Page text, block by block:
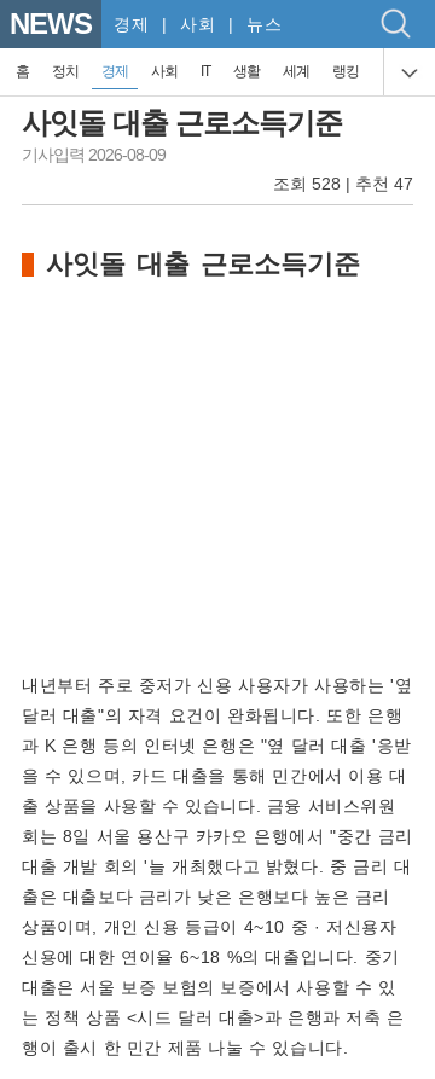
NEWS 경제 | 사회 | 뉴스
홈 정치 경제 사회 IT 생활 세계 랭킹
사잇돌 대출 근로소득기준
기사입력 2026-08-09
조회 528 | 추천 47
사잇돌 대출 근로소득기준
내년부터 주로 중저가 신용 사용자가 사용하는 '옆
달러 대출"의 자격 요건이 완화됩니다. 또한 은행
과 K 은행 등의 인터넷 은행은 "옆 달러 대출 '응받
을 수 있으며, 카드 대출을 통해 민간에서 이용 대
출 상품을 사용할 수 있습니다. 금융 서비스위원
회는 8일 서울 용산구 카카오 은행에서 "중간 금리
대출 개발 회의 '늘 개최했다고 밝혔다. 중 금리 대
출은 대출보다 금리가 낮은 은행보다 높은 금리
상품이며, 개인 신용 등급이 4~10 중 · 저신용자
신용에 대한 연이율 6~18 %의 대출입니다. 중기
대출은 서울 보증 보험의 보증에서 사용할 수 있
는 정책 상품 <시드 달러 대출>과 은행과 저축 은
행이 출시 한 민간 제품 나눌 수 있습니다.